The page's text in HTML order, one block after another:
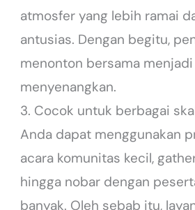
atmosfer yang lebih ramai
antusias. Dengan begitu,
menonton bersama
menyenangkan.
3. Cocok untuk berbagai
Anda dapat menggunakan
acara komunitas kecil,
hingga nobar dengan
banyak. Oleh sebab itu,